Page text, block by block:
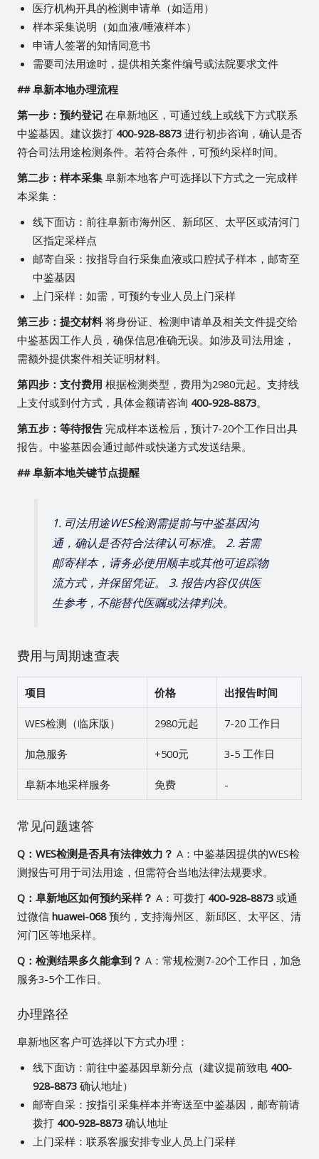
医疗机构开具的检测申请单（如适用）
样本采集说明（如血液/唾液样本）
申请人签署的知情同意书
需要司法用途时，提供相关案件编号或法院要求文件
## 阜新本地办理流程
第一步：预约登记在阜新地区，可通过线上或线下方式联系
中鉴基因。建议拨打 400-928-8873进行初步咨询，确认是否
符合司法用途检测条件。若符合条件，可预约采样时间。
第二步：样本采集阜新本地客户可选择以下方式之一完成样
本采集：
线下面访：前往阜新市海州区、新邱区、太平区或清河门
区指定采样点
邮寄自采：按指导自行采集血液或口腔拭子样本，邮寄至
中鉴基因
上门采样：如需，可预约专业人员上门采样
第三步：提交材料将身份证、检测申请单及相关文件提交给
中鉴基因工作人员，确保信息准确无误。如涉及司法用途，
需额外提供案件相关证明材料。
第四步：支付费用 根据检测类型，费用为2980元起。支持线
上支付或到付方式，具体金额请咨询 400-928-8873。
第五步：等待报告完成样本送检后，预计7-20个工作日出具
报告。中鉴基因会通过邮件或快递方式发送结果。
## 阜新本地关键节点提醒
1. 司法用途WES检测需提前与中鉴基因沟
通，确认是否符合法律认可标准。 2. 若需
邮寄样本，请务必使用顺丰或其他可追踪物
流方式，并保留凭证。 3. 报告内容仅供医
生参考，不能替代医嘱或法律判决。
费用与周期速查表
项目 价格 出报告时间
WES检测（临床版） 2980元起 7-20 工作日
加急服务 +500元 3-5 工作日
阜新本地采样服务 免费 -
常见问题速答
Q：WES检测是否具有法律效力？ A：中鉴基因提供的WES检
测报告可用于司法用途，但需符合当地法律法规要求。
Q：阜新地区如何预约采样？ A：可拨打 400-928-8873或通
过微信 huawei-068预约，支持海州区、新邱区、太平区、清
河门区等地采样。
Q：检测结果多久能拿到？ A：常规检测7-20个工作日，加急
服务3-5个工作日。
办理路径
阜新地区客户可选择以下方式办理：
线下面访：前往中鉴基因阜新分点（建议提前致电 400-
928-8873确认地址）
邮寄自采：按指引采集样本并寄送至中鉴基因，邮寄前请
拨打 400-928-8873确认地址
上门采样：联系客服安排专业人员上门采样